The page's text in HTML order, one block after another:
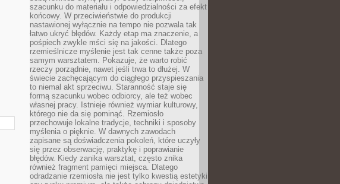
szacunku do materiału i odpowiedzialności za efekt
końcowy. W przeciwieństwie do produkcji
nastawionej wyłącznie na tempo nie pozwala tak
łatwo ukryć błędów. Każdy etap ma znaczenie, a
pośpiech zwykle mści się na jakości. Dlatego
rzemieślnicze myślenie jest tak cenne także poza
samym warsztatem. Pokazuje, że warto robić
rzeczy porządnie, nawet jeśli trwa to dłużej. W
świecie zachęcającym do ciągłego przyspieszania
to niemal akt sprzeciwu. Staranność staje się
formą szacunku wobec odbiorcy, ale też wobec
własnej pracy. Istnieje również wymiar kulturowy,
którego nie da się pominąć. Rzemiosło
przechowuje lokalne tradycje, techniki i sposoby
myślenia o pięknie. W dawnych zawodach
zapisane są doświadczenia pokoleń, które uczyły
się przez obserwację, praktykę i poprawianie
błędów. Kiedy zanika warsztat, często znika
również fragment pamięci miejsca. Dlatego
odradzanie rzemiosła nie jest tylko kwestią estetyki